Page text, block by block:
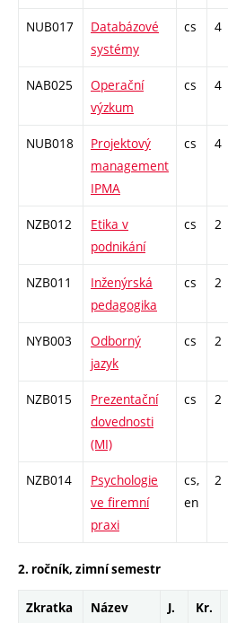
NUB017
Databázové
systémy
cs 4
NAB025
Operační
výzkum
cs 4
NUB018
Projektový
management
IPMA
cs 4
NZB012
Etika v
podnikání
cs 2
NZB011
Inženýrská
pedagogika
cs 2
NYB003
Odborný
jazyk
cs 2
NZB015
Prezentační
dovednosti
(MI)
cs 2
NZB014
Psychologie
ve firemní
praxi
cs,
en
2
2. ročník, zimní semestr
Zkratka Název J. Kr.